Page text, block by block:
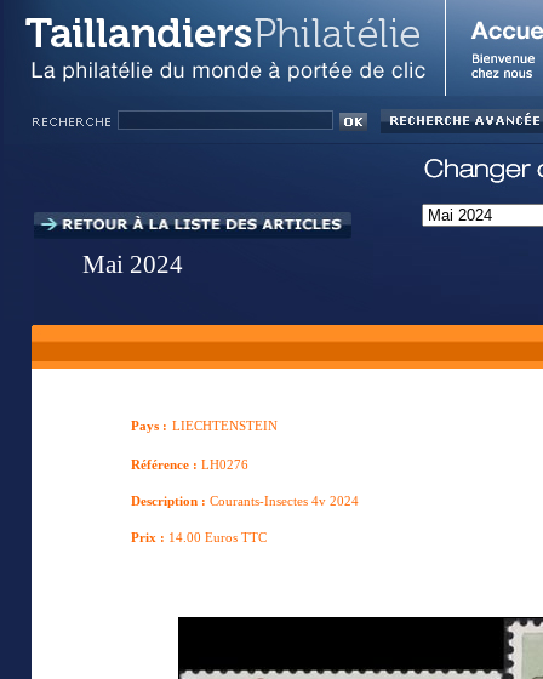
Mai 2024
Pays : LIECHTENSTEIN
Référence : LH0276
Description : Courants-Insectes 4v 2024
Prix : 14.00 Euros TTC